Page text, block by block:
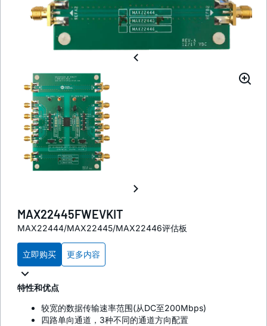
MAX22445FWEVKIT
MAX22444/MAX22445/MAX22446评估板
立即购买 更多内容
特性和优点
较宽的数据传输速率范围(从DC至200Mbps)
四路单向通道，3种不同的通道方向配置